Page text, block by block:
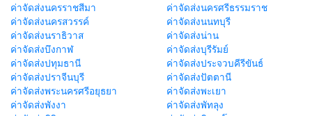
ค่าจัดส่งนครราชสีมา
ค่าจัดส่งนครศรีธรรมราช
ค่าจัดส่งนครสวรรค์
ค่าจัดส่งนนทบุรี
ค่าจัดส่งนราธิวาส
ค่าจัดส่งน่าน
ค่าจัดส่งบึงกาฬ
ค่าจัดส่งบุรีรัมย์
ค่าจัดส่งปทุมธานี
ค่าจัดส่งประจวบคีรีขันธ์
ค่าจัดส่งปราจีนบุรี
ค่าจัดส่งปัตตานี
ค่าจัดส่งพระนครศรีอยุธยา
ค่าจัดส่งพะเยา
ค่าจัดส่งพังงา
ค่าจัดส่งพัทลุง